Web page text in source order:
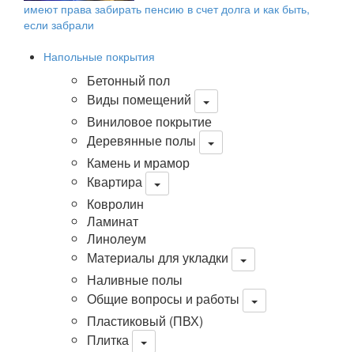
имеют права забирать пенсию в счет долга и как быть,
если забрали
Напольные покрытия
Бетонный пол
Виды помещений
Виниловое покрытие
Деревянные полы
Камень и мрамор
Квартира
Ковролин
Ламинат
Линолеум
Материалы для укладки
Наливные полы
Общие вопросы и работы
Пластиковый (ПВХ)
Плитка